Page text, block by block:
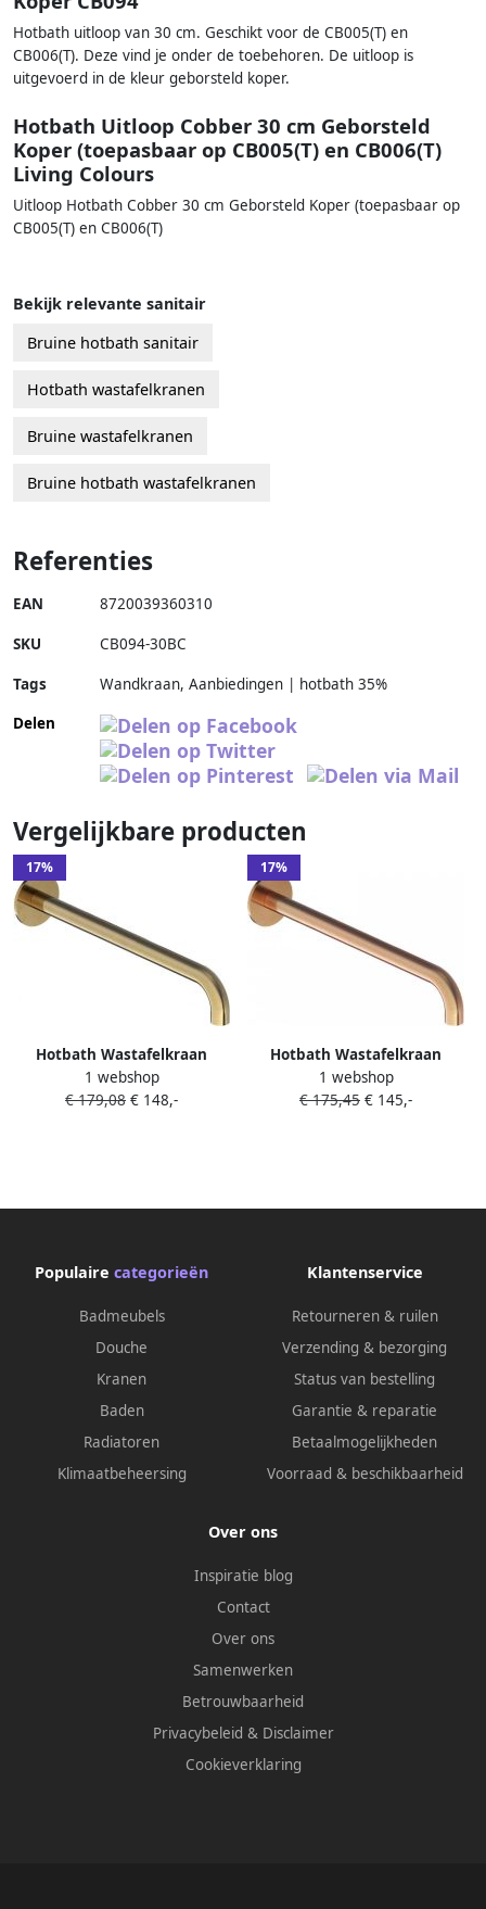
Hotbath uitloop van 30 cm. Geschikt voor de CB005(T) en
CB006(T). Deze vind je onder de toebehoren. De uitloop is
uitgevoerd in de kleur geborsteld koper.
Hotbath Uitloop Cobber 30 cm Geborsteld
Koper (toepasbaar op CB005(T) en CB006(T)
Living Colours
Uitloop Hotbath Cobber 30 cm Geborsteld Koper (toepasbaar op
CB005(T) en CB006(T)
Bekijk relevante sanitair
Bruine hotbath sanitair
Hotbath wastafelkranen
Bruine wastafelkranen
Bruine hotbath wastafelkranen
Referenties
EAN 8720039360310
SKU CB094-30BC
Tags
Wandkraan, Aanbiedingen | hotbath 35%
Delen
Vergelijkbare producten
17%
Hotbath Wastafelkraan
Uitloop Cobber Rond 30 cm
Geborsteld Messing Living
1 webshop
€ 179,08 € 148,-
17%
Hotbath Wastafelkraan
Uitloop Cobber Rond 30 cm
Geborsteld Koper Living
1 webshop
€ 175,45 € 145,-
Populaire categorieën
Badmeubels
Douche
Kranen
Baden
Radiatoren
Klimaatbeheersing
Klantenservice
Retourneren & ruilen
Verzending & bezorging
Status van bestelling
Garantie & reparatie
Betaalmogelijkheden
Voorraad & beschikbaarheid
Over ons
Inspiratie blog
Contact
Over ons
Samenwerken
Betrouwbaarheid
Privacybeleid & Disclaimer
Cookieverklaring